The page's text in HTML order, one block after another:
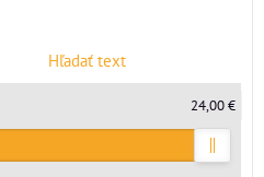
Hľadať text
24,00 €